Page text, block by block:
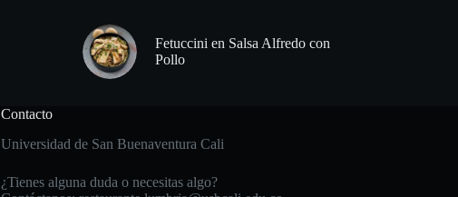
Fetuccini en Salsa Alfredo con
Pollo
Contacto
Universidad de San Buenaventura Cali
¿Tienes alguna duda o necesitas algo?